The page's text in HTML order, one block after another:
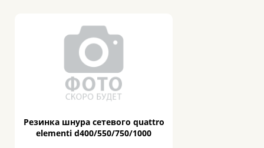
Резинка шнура сетевого quattro
elementi d400/550/750/1000